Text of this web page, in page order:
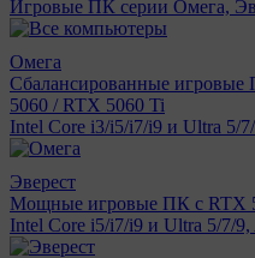
Игровые ПК серии Омега,
Омега
Сбалансированные
5060 / RTX 5060 Ti
Intel Core i3/i5/i7/i9 и Ultra 5/
Эверест
Мощные игровые ПК с RTX
Intel Core i5/i7/i9 и Ultra 5/7/